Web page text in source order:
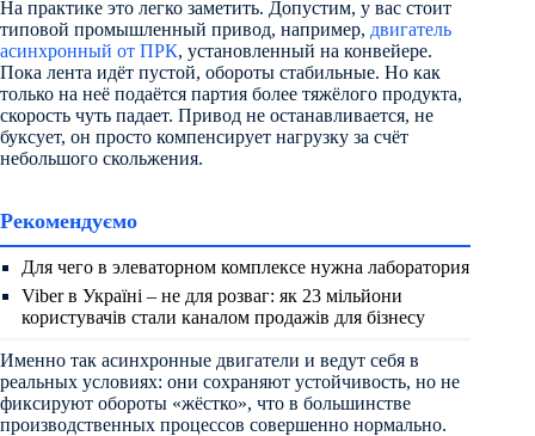
На практике это легко заметить. Допустим, у вас стоит
типовой промышленный привод, например, двигатель
асинхронный от ПРК, установленный на конвейере.
Пока лента идёт пустой, обороты стабильные. Но как
только на неё подаётся партия более тяжёлого продукта,
скорость чуть падает. Привод не останавливается, не
буксует, он просто компенсирует нагрузку за счёт
небольшого скольжения.
Рекомендуємо
Для чего в элеваторном комплексе нужна лаборатория
Viber в Україні – не для розваг: як 23 мільйони
користувачів стали каналом продажів для бізнесу
Именно так асинхронные двигатели и ведут себя в
реальных условиях: они сохраняют устойчивость, но не
фиксируют обороты «жёстко», что в большинстве
производственных процессов совершенно нормально.